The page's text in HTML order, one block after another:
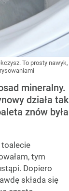
To prosty nawyk,
mineralny.
działa tak
znów była
toalecie
tym
Dopiero
składa się